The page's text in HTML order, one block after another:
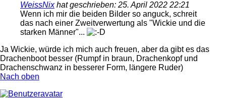
WeissNixhat geschrieben: 25. April 2022 22:21
Wenn ich mir die beiden Bilder so anguck, schreit
das nach einer Zweitverwertung als "Wickie und die
starken Männer"...
Ja Wickie, würde ich mich auch freuen, aber da gibt es das
Drachenboot besser (Rumpf in braun, Drachenkopf und
Drachenschwanz in besserer Form, längere Ruder)
Nach oben